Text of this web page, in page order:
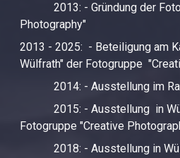
2013: - Gründung der
Photography"
2013 - 2025: - Beteiligung am
Wülfrath" der Fotogruppe
2014: - Ausstellung im
2015: - Ausstellung in
Fotogruppe "Creative
2018: - Ausstellung in